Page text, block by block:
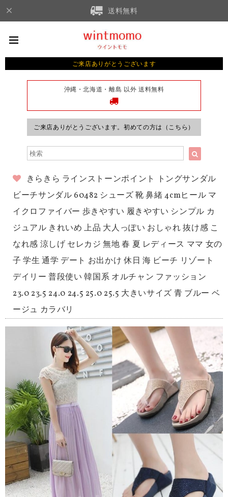
送料無料
ご来店ありがとうございます
沖縄・北海道・離島 以外 送料無料
ご来店ありがとうございます。初めての方は（こちら）
きらきら ラインストーンポイント トングサンダル
ビーチサンダル 60482 シューズ 靴 鼻緒 4cmヒール マ
イクロファイバー 歩きやすい 履きやすい シンプル カ
ジュアル きれいめ 上品 大人っぽい おしゃれ 抜け感 こ
なれ感 涼しげ セレカジ 無地 春 夏 レディース ママ 女の
子 学生 通学 デート お出かけ 休日 海 ビーチ リゾート
デイリー 普段使い 韓国系 オルチャン ファッション
23.0 23.5 24.0 24.5 25.0 25.5 大きいサイズ 青 ブルー ベ
ージュ カラバリ